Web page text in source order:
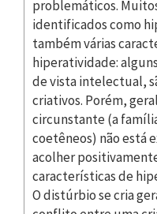
problemáticos.
identificados como
também várias
hiperatividade:
de vista intelectual,
criativos. Porém,
circunstante (a
coetêneos) não está
acolher
características de
O distúrbio se cria